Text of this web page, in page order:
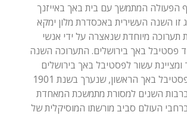
הפעולה המתמשך עם בית באך באייזנך
זו השנה העשירית באכסדרת מלון ימקא
מיוחדת שנאצרה על ידי אנשי
פסטיבל באך בירושלים. התערוכה השנה
ומציינת עשור לפסטיבל באך בירושלים
ו-125 שנה לפסטיבל באך הראשון, שנערך בשנת 1901
ברבות השנים למסורת מתמשכת המאחדת
העולם סביב מורשתו המוסיקלית של